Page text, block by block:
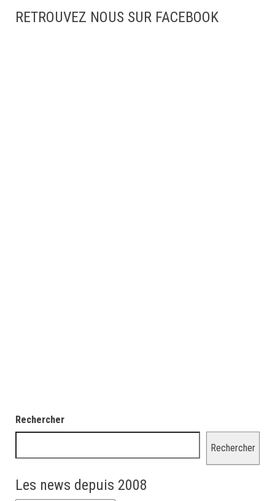
RETROUVEZ NOUS SUR FACEBOOK
Rechercher
Rechercher
Les news depuis 2008